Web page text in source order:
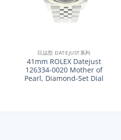
日誌型 DATEJUST系列
41mm ROLEX Datejust
126334-0020 Mother of
Pearl, Diamond-Set Dial